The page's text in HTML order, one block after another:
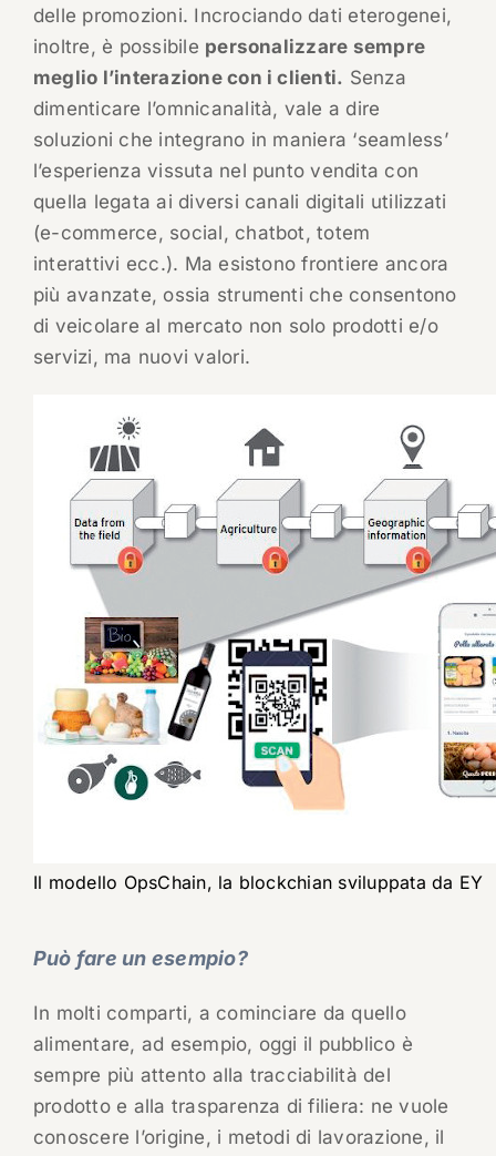
delle promozioni. Incrociando dati eterogenei,
inoltre, è possibile personalizzare sempre
meglio l’interazione con i clienti. Senza
dimenticare l’omnicanalità, vale a dire
soluzioni che integrano in maniera ‘seamless’
l’esperienza vissuta nel punto vendita con
quella legata ai diversi canali digitali utilizzati
(e-commerce, social, chatbot, totem
interattivi ecc.). Ma esistono frontiere ancora
più avanzate, ossia strumenti che consentono
di veicolare al mercato non solo prodotti e/o
servizi, ma nuovi valori.
Il modello OpsChain, la blockchian sviluppata da EY
Può fare un esempio?
In molti comparti, a cominciare da quello
alimentare, ad esempio, oggi il pubblico è
sempre più attento alla tracciabilità del
prodotto e alla trasparenza di filiera: ne vuole
conoscere l’origine, i metodi di lavorazione, il